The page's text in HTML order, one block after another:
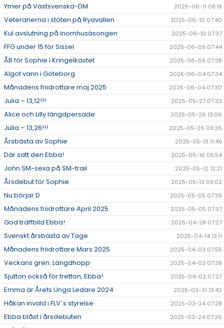
Ymer på Västsvenska-DM 2025-06-11 08:18
Veteranerna i stöten på Ryavallen 2025-06-10 07:40
Kul avslutning på inomhusäsongen 2025-06-10 07:37
FFG under 15 för Sissel 2025-06-09 07:44
ÅB för Sophie i Kringelkastet 2025-06-09 07:38
Algot vann i Göteborg 2025-06-04 07:34
Månadens friidrottare maj 2025 2025-06-04 07:30
Julia – 13,12!!! 2025-05-27 07:33
Alice och Lilly längdpersade 2025-05-26 13:06
Julia – 13,26!!! 2025-05-26 09:26
Årsbästa av Sophie 2025-05-19 11:49
Där satt den Ebba! 2025-05-16 05:54
John SM-sexa på SM-trail 2025-05-12 12:21
Årsdebut för Sophie 2025-05-12 09:02
Nu börjar D 2025-05-05 07:39
Månadens friidrottare April 2025 2025-05-05 07:37
God träffbild Ebba! 2025-04-28 07:27
Svenskt årsbästa av Tage 2025-04-14 13:11
Månadens friidrottare Mars 2025 2025-04-03 07:55
Veckans gren: Längdhopp 2025-04-03 07:38
Sjutton också för tretton, Ebba! 2025-04-02 07:27
Emma är Årets Unga Ledare 2024 2025-03-31 13:42
Håkan invald i FLV´s styrelse 2025-03-24 07:28
Ebba blåst i årsdebuten 2025-03-24 07:26